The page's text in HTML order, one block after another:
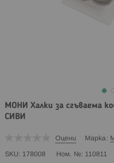
МОНИ Халки за сгъваема
СИВИ
Оцени Марка
SKU 178008 Ном. № 110811